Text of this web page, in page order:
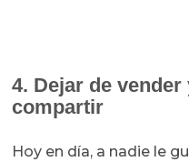
4. Dejar de vender
compartir
Hoy en día, a nadie le